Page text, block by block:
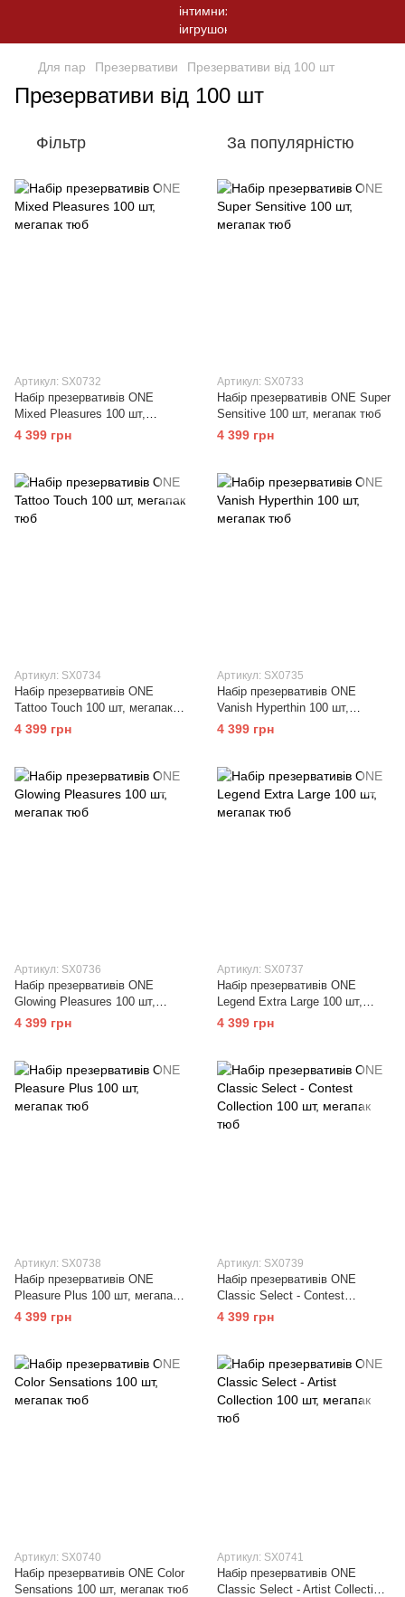
Для пар Презервативи Презервативи від 100 шт
Презервативи від 100 шт
Фільтр За популярністю
Артикул: SX0732
Набір презервативів ONE
Mixed Pleasures 100 шт,
мегапак тюб
4 399 грн
Артикул: SX0733
Набір презервативів ONE Super
Sensitive 100 шт, мегапак тюб
4 399 грн
Артикул: SX0734
Набір презервативів ONE
Tattoo Touch 100 шт, мегапак
тюб
4 399 грн
Артикул: SX0735
Набір презервативів ONE
Vanish Hyperthin 100 шт,
мегапак тюб
4 399 грн
Артикул: SX0736
Набір презервативів ONE
Glowing Pleasures 100 шт,
мегапак тюб
4 399 грн
Артикул: SX0737
Набір презервативів ONE
Legend Extra Large 100 шт,
мегапак тюб
4 399 грн
Артикул: SX0738
Набір презервативів ONE
Pleasure Plus 100 шт, мегапак
тюб
4 399 грн
Артикул: SX0739
Набір презервативів ONE
Classic Select - Contest
Collection 100 шт, мегапак тюб
4 399 грн
Артикул: SX0740
Набір презервативів ONE Color
Sensations 100 шт, мегапак тюб
Артикул: SX0741
Набір презервативів ONE
Classic Select - Artist Collection